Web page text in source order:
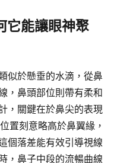
它能讓眼神聚
似於懸垂的水滴，從鼻
，鼻頭部位則帶有柔和
，關鍵在於鼻尖的表現
刻意略高於鼻翼緣，
個落差能有效引導視線
，鼻子中段的流暢曲線